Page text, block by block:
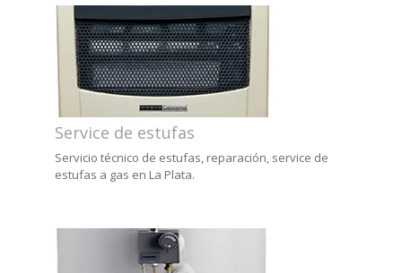
Service de estufas
Servicio técnico de estufas, reparación, service de
estufas a gas en La Plata.